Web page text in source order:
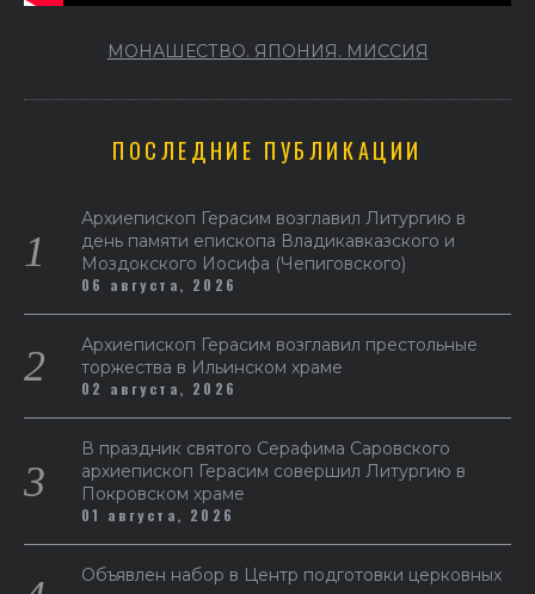
МОНАШЕСТВО. ЯПОНИЯ. МИССИЯ
ПОСЛЕДНИЕ ПУБЛИКАЦИИ
Архиепископ Герасим возглавил Литургию в
день памяти епископа Владикавказского и
Моздокского Иосифа (Чепиговского)
06 августа, 2026
Архиепископ Герасим возглавил престольные
торжества в Ильинском храме
02 августа, 2026
В праздник святого Серафима Саровского
архиепископ Герасим совершил Литургию в
Покровском храме
01 августа, 2026
Объявлен набор в Центр подготовки церковных